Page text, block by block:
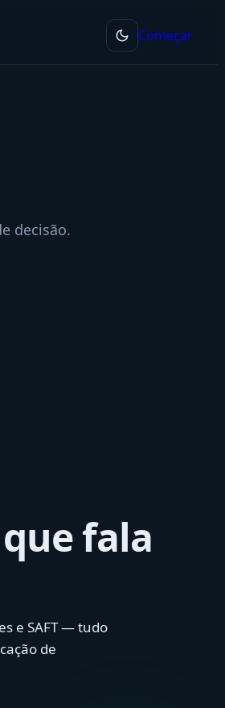
Começar
decisão.
fala
e SAFT — tudo
de